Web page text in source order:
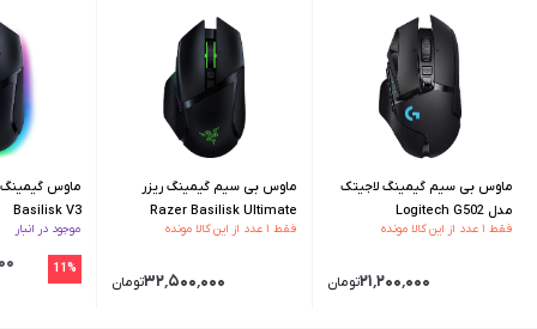
ماوس بی سیم گیمینگ لاجیتک
مدل Logitech G502
Lightspeed Wireless
فقط ۱ عدد از این کالا مونده
۲۱٬۲۰۰٬۰۰۰تومان
ماوس بی سیم گیمینگ ریزر
Razer Basilisk Ultimate
Wireless
فقط ۱ عدد از این کالا مونده
۳۲٬۵۰۰٬۰۰۰تومان
Basilisk V3
موجود در انبار
11%